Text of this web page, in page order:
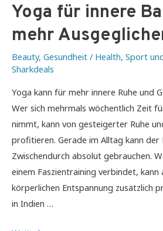
Yoga für innere
mehr
Beauty, Gesundheit / Health, Sport
Sharkdeals
Yoga kann für mehr innere Ruhe und
Wer sich mehrmals wöchentlich Zeit
nimmt, kann von gesteigerter Ruhe
profitieren. Gerade im Alltag kann der
Zwischendurch absolut gebrauchen.
einem Faszientraining verbindet, kann
körperlichen Entspannung zusätzlich
in Indien …